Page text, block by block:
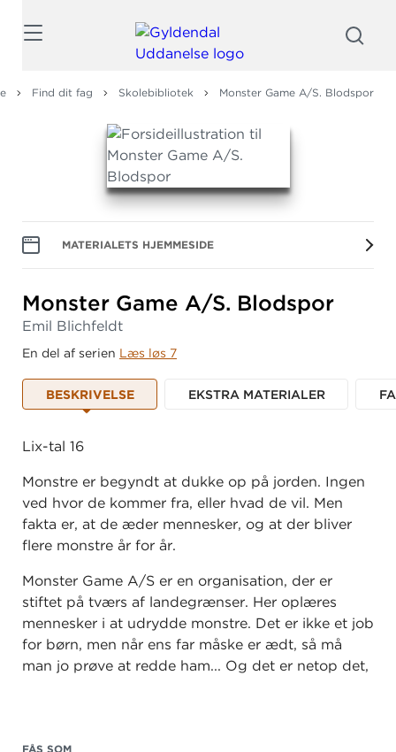
Find dit fag Skolebibliotek Monster Game A/S. Blodspor
MATERIALETS HJEMMESIDE
Monster Game A/S. Blodspor
Emil Blichfeldt
En del af serien Læs løs 7
BESKRIVELSE EKSTRA MATERIALER
Lix-tal 16
Monstre er begyndt at dukke op på jorden. Ingen
ved hvor de kommer fra, eller hvad de vil. Men
fakta er, at de æder mennesker, og at der bliver
flere monstre år for år.
Monster Game A/S er en organisation, der er
stiftet på tværs af landegrænser. Her oplæres
mennesker i at udrydde monstre. Det er ikke et job
for børn, men når ens far måske er ædt, så må
man jo prøve at redde ham... Og det er netop det,
FÅS SOM